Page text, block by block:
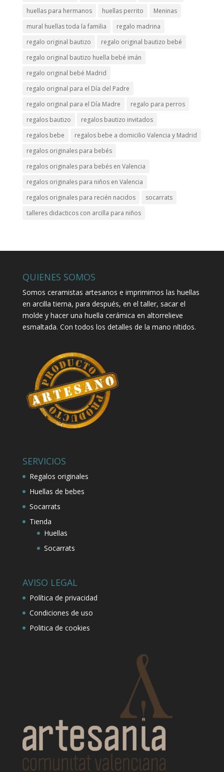
huellas para hermanos
huellas perrito
Meninas
mural huellas toda la familia
regalo madrina
regalo original bautizo
regalo original bautizo bebé
regalo original bautizo huella bebé imán
regalo original bebé Madrid
regalo original para el Día del Padre
regalo original para el Día Madre
regalo para perros
regalos bautizo
regalos bautizo invitados
regalos bebe
regalos bebe a domicilio Valencia y Madrid
regalos originales para bebés
regalos originales para bebés en Valencia
regalos originales para niños en Valencia
regalos originales para recién nacidos
socarrats
talleres didacticos con arcilla para niños
QUIENES SOMOS
Somos ceramistas artesanos e imprimimos las huellas
en arcilla tierna, para después, en el taller, sacar el
molde y hacer una huella cerámica en altorrelieve
esmaltada. Con todos los detalles de la mano nítidos.
SERVICIOS
Regalos originales
Huellas de bebes
Socarrats
Tienda
Huellas
Socarrats
AVISO LEGAL
Política de privacidad
Condiciones de uso
Politica de cookies